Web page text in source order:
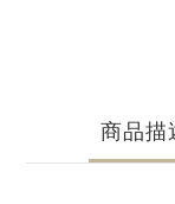
商品描